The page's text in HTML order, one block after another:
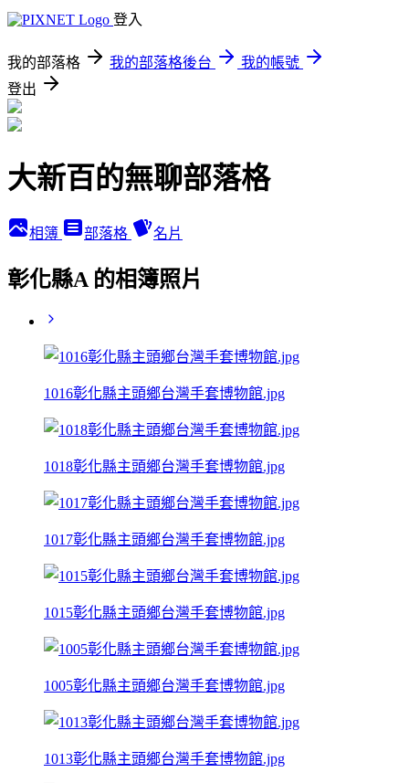
登入
我的部落格 我的部落格後台
我的帳號
登出
大新百的無聊部落格
相簿 部落格 名片
彰化縣A 的相簿照片
1016彰化縣主頭鄉台灣手套博物館.jpg
1018彰化縣主頭鄉台灣手套博物館.jpg
1017彰化縣主頭鄉台灣手套博物館.jpg
1015彰化縣主頭鄉台灣手套博物館.jpg
1005彰化縣主頭鄉台灣手套博物館.jpg
1013彰化縣主頭鄉台灣手套博物館.jpg